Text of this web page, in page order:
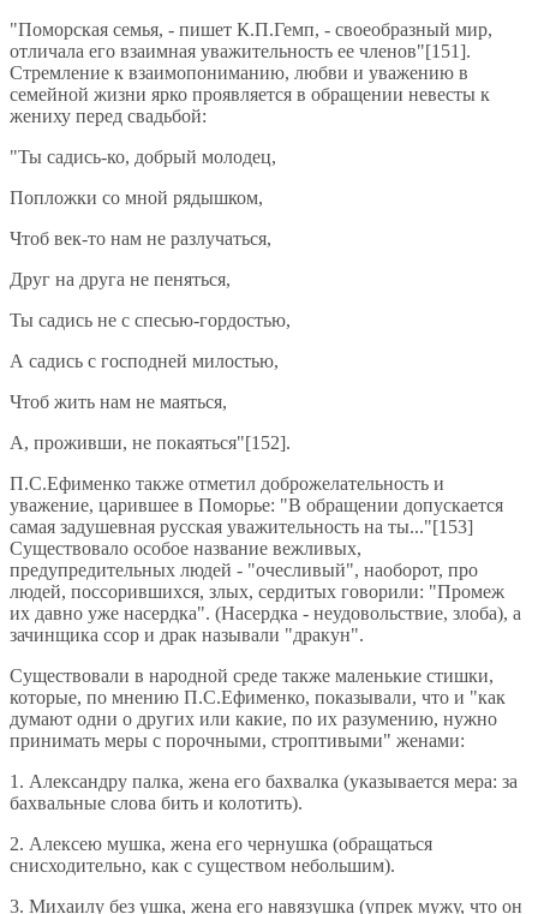
"Поморская семья, - пишет К.П.Гемп, - своеобразный мир,
отличала его взаимная уважительность ее членов"[151].
Стремление к взаимопониманию, любви и уважению в
семейной жизни ярко проявляется в обращении невесты к
жениху перед свадьбой:
"Ты садись-ко, добрый молодец,
Попложки со мной рядышком,
Чтоб век-то нам не разлучаться,
Друг на друга не пеняться,
Ты садись не с спесью-гордостью,
А садись с господней милостью,
Чтоб жить нам не маяться,
А, проживши, не покаяться"[152].
П.С.Ефименко также отметил доброжелательность и
уважение, царившее в Поморье: "В обращении допускается
самая задушевная русская уважительность на ты..."[153]
Существовало особое название вежливых,
предупредительных людей - "очесливый", наоборот, про
людей, поссорившихся, злых, сердитых говорили: "Промеж
их давно уже насердка". (Насердка - неудовольствие, злоба), а
зачинщика ссор и драк называли "дракун".
Существовали в народной среде также маленькие стишки,
которые, по мнению П.С.Ефименко, показывали, что и "как
думают одни о других или какие, по их разумению, нужно
принимать меры с порочными, строптивыми" женами:
1. Александру палка, жена его бахвалка (указывается мера: за
бахвальные слова бить и колотить).
2. Алексею мушка, жена его чернушка (обращаться
снисходительно, как с существом небольшим).
3. Михаилу без ушка, жена его навязушка (упрек мужу, что он